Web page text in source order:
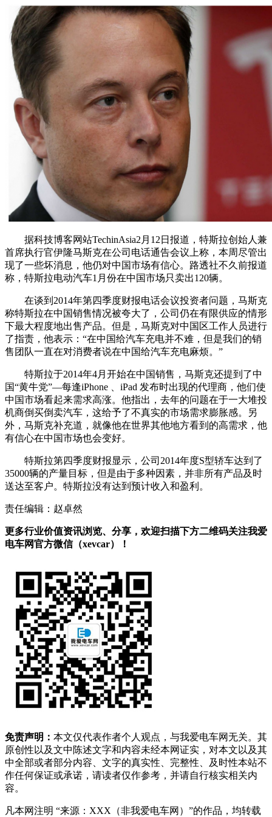
据科技博客网站TechinAsia2月12日报道，特斯拉创始人兼
首席执行官伊隆马斯克在公司电话通告会议上称，本周尽管出
现了一些坏消息，他仍对中国市场有信心。路透社不久前报道
称，特斯拉电动汽车1月份在中国市场只卖出120辆。
在谈到2014年第四季度财报电话会议投资者问题，马斯克
称特斯拉在中国销售情况被夸大了，公司仍在有限供应的情形
下最大程度地出售产品。但是，马斯克对中国区工作人员进行
了指责，他表示：“在中国给汽车充电并不难，但是我们的销
售团队一直在对消费者说在中国给汽车充电麻烦。”
特斯拉于2014年4月开始在中国销售，马斯克还提到了中
国“黄牛党”—每逢iPhone 、iPad 发布时出现的代理商，他们使
中国市场看起来需求高涨。他指出，去年的问题在于一大堆投
机商倒买倒卖汽车，这给予了不真实的市场需求膨胀感。另
外，马斯克补充道，就像他在世界其他地方看到的高需求，他
有信心在中国市场也会变好。
特斯拉第四季度财报显示，公司2014年度S型轿车达到了
35000辆的产量目标，但是由于多种因素，并非所有产品及时
送达至客户。特斯拉没有达到预计收入和盈利。
责任编辑：赵卓然
更多行业价值资讯浏览、分享，欢迎扫描下方二维码关注我爱
电车网官方微信（xevcar）！
免责声明： 本文仅代表作者个人观点，与我爱电车网无关。其
原创性以及文中陈述文字和内容未经本网证实，对本文以及其
中全部或者部分内容、文字的真实性、完整性、及时性本站不
作任何保证或承诺，请读者仅作参考，并请自行核实相关内
容。
凡本网注明 “来源：XXX（非我爱电车网）”的作品，均转载